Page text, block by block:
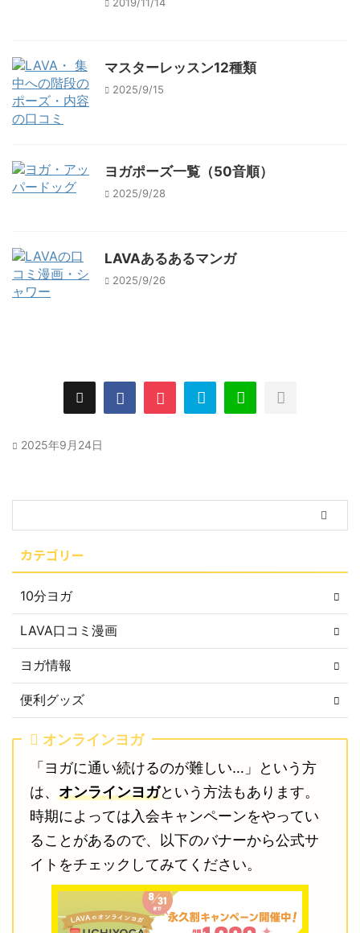
マスターレッスン12種類
2025/9/15
ヨガポーズ一覧（50音順）
2025/9/28
LAVAあるあるマンガ
2025/9/26
2025年9月24日
カテゴリー
10分ヨガ
LAVA口コミ漫画
ヨガ情報
便利グッズ
オンラインヨガ
「ヨガに通い続けるのが難しい…」という方
は、 オンラインヨガという方法もあります。
時期によっては入会キャンペーンをやってい
ることがあるので、以下のバナーから公式サ
イトをチェックしてみてください。